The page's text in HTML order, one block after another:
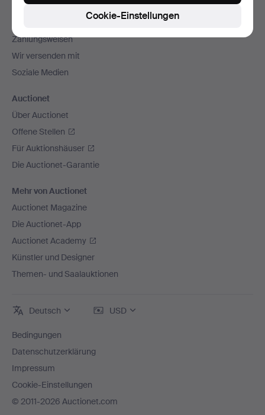
Kontakt mit dem Support aufnehmen
Zahlungsweisen
Wir versenden mit
Soziale Medien
Auctionet
Über Auctionet
Offene Stellen
Für Auktionshäuser
Die Auctionet-Garantie
Mehr von Auctionet
Auctionet Magazine
Die Auctionet-App
Auctionet Academy
Künstler und Designer
Themen- und Saalauktionen
Deutsch USD
Bedingungen
Datenschutzerklärung
Impressum
Cookie-Einstellungen
© 2011-2026 Auctionet.com
Cookie-Einstellungen